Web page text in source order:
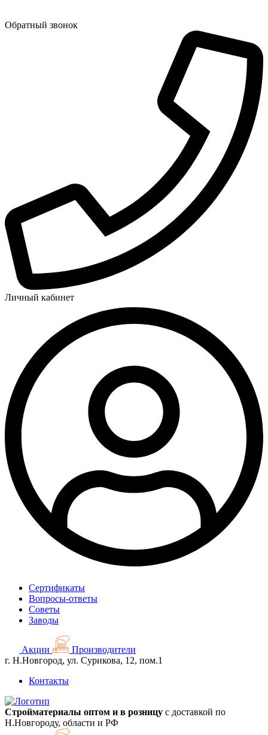
Обратный звонок
Личный кабинет
Сертификаты
Вопросы-ответы
Советы
Заводы
Акции
Производители
г. Н.Новгород, ул. Сурикова, 12, пом.1
Контакты
Стройматериалы оптом и в розницу с доставкой по
Н.Новгороду, области и РФ